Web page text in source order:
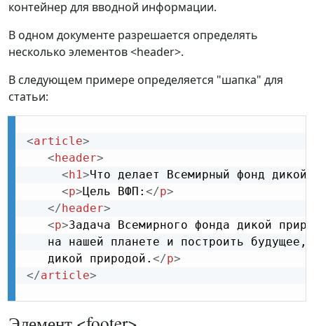
контейнер для вводной информации.
В одном документе разрешается определять
несколько элементов <header>.
В следующем примере определяется "шапка" для
статьи:
<article>
< header>
< h1>Что делает Всемирный фонд
<p>Цель ВФП: </p>
</ header>
<p>Задача Всемирного фонда дикой
на нашей планете и построить
   дикой природой.
</p>
</article>